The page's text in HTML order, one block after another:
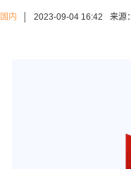
国内 2023-09-04 16:42 来源：